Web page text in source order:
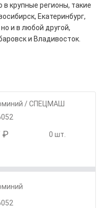
крупные регионы, такие
Екатеринбург,
и в любой другой,
и Владивосток.
/ СПЕЦМАШ
₽ 0 шт.